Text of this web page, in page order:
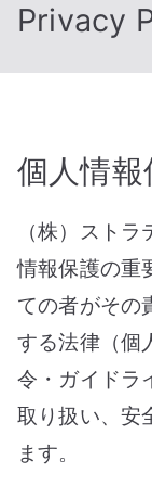
Privacy
個人情報
（株）スト
情報保護の重
ての者がその
する法律（個
令・ガイドラ
取り扱い、安
ます。